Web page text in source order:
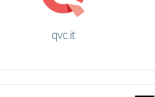
qvc.it